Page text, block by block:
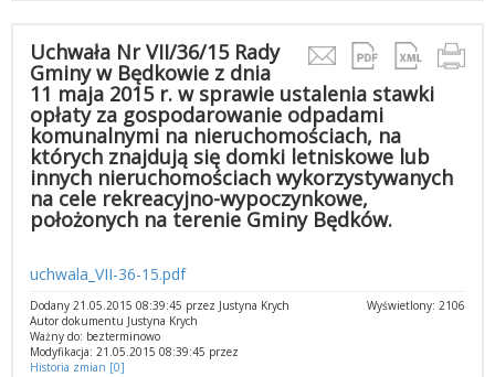
Uchwała Nr VII/36/15 Rady
Gminy w Będkowie z dnia
11 maja 2015 r. w sprawie ustalenia stawki
opłaty za gospodarowanie odpadami
komunalnymi na nieruchomościach, na
których znajdują się domki letniskowe lub
innych nieruchomościach wykorzystywanych
na cele rekreacyjno-wypoczynkowe,
położonych na terenie Gminy Będków.
uchwala_VII-36-15.pdf
Wyświetlony: 2106
Dodany 21.05.2015 08:39:45 przez Justyna Krych
Autor dokumentu Justyna Krych
Ważny do: bezterminowo
Modyfikacja: 21.05.2015 08:39:45 przez
Historia zmian [0]